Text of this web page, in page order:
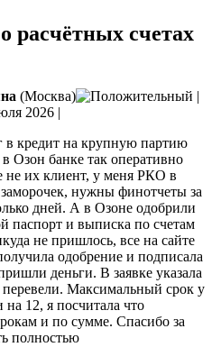
расчётных счетах
(Москва)
|
2026 |
в кредит на крупную партию
Озон банке так оперативно
не их клиент, у меня РКО в
нужны финотчеты за
дней. А в Озоне одобрили
паспорт и выписка по счетам
не пришлось, все на сайте
одобрение и подписала
деньги. В заявке указала
перевели. Максимальный срок у
12, я посчитала что
и по сумме. Спасибо за
полностью